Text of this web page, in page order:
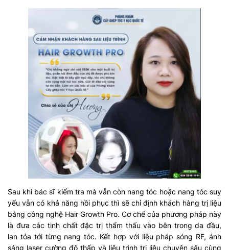
Sau khi bác sĩ kiểm tra mà vẫn còn nang tóc hoặc nang tóc suy
yếu vẫn có khả năng hồi phục thì sẽ chỉ định khách hàng trị liệu
bằng công nghệ Hair Growth Pro. Cơ chế của phương pháp này
là đưa các tinh chất đặc trị thẩm thấu vào bên trong da đầu,
lan tỏa tới từng nang tóc. Kết hợp với liệu pháp sóng RF, ánh
sáng laser cường độ thấp và liệu trình trị liệu chuyên sâu cùng